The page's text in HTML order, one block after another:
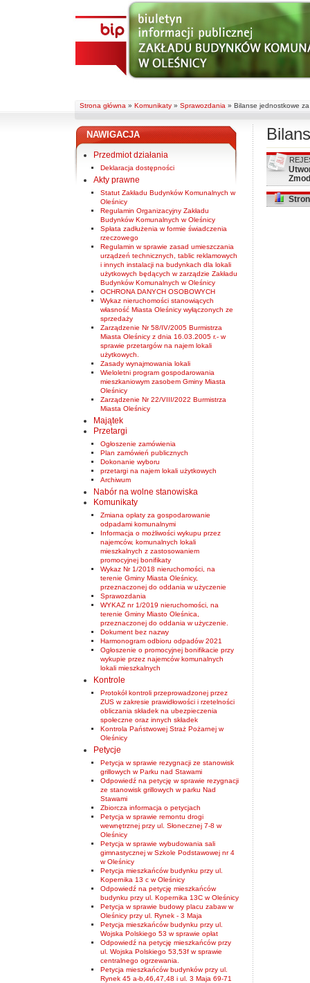
Strona główna » Komunikaty » Sprawozdania » Bilanse jednostkowe
NAWIGACJA
Przedmiot działania
Deklaracja dostępności
Akty prawne
Statut Zakładu Budynków Komunalnych w
Oleśnicy
Regulamin Organizacyjny Zakładu
Budynków Komunalnych w Oleśnicy
Spłata zadłużenia w formie świadczenia
rzeczowego
Regulamin w sprawie zasad umieszczania
urządzeń technicznych, tablic reklamowych
i innych instalacji na budynkach dla lokali
użytkowych będących w zarządzie Zakładu
Budynków Komunalnych w Oleśnicy
OCHRONA DANYCH OSOBOWYCH
Wykaz nieruchomości stanowiących
własność Miasta Oleśnicy wyłączonych ze
sprzedaży
Zarządzenie Nr 58/IV/2005 Burmistrza
Miasta Oleśnicy z dnia 16.03.2005 r.- w
sprawie przetargów na najem lokali
użytkowych.
Zasady wynajmowania lokali
Wieloletni program gospodarowania
mieszkaniowym zasobem Gminy Miasta
Oleśnicy
Zarządzenie Nr 22/VIII/2022 Burmistrza
Miasta Oleśnicy
Majątek
Przetargi
Ogłoszenie zamówienia
Plan zamówień publicznych
Dokonanie wyboru
przetargi na najem lokali użytkowych
Archiwum
Nabór na wolne stanowiska
Komunikaty
Zmiana opłaty za gospodarowanie
odpadami komunalnymi
Informacja o możliwości wykupu przez
najemców, komunalnych lokali
mieszkalnych z zastosowaniem
promocyjnej bonifikaty
Wykaz Nr 1/2018 nieruchomości, na
terenie Gminy Miasta Oleśnicy,
przeznaczonej do oddania w użyczenie
Sprawozdania
WYKAZ nr 1/2019 nieruchomości, na
terenie Gminy Miasto Oleśnica,
przeznaczonej do oddania w użyczenie.
Dokument bez nazwy
Harmonogram odbioru odpadów 2021
Ogłoszenie o promocyjnej bonifikacie przy
wykupie przez najemców komunalnych
lokali mieszkalnych
Kontrole
Protokół kontroli przeprowadzonej przez
ZUS w zakresie prawidłowości i rzetelności
obliczania składek na ubezpieczenia
społeczne oraz innych składek
Kontrola Państwowej Straż Pożarnej w
Oleśnicy
Petycje
Petycja w sprawie rezygnacji ze stanowisk
grillowych w Parku nad Stawami
Odpowiedź na petycję w sprawie rezygnacji
ze stanowisk grillowych w parku Nad
Stawami
Zbiorcza informacja o petycjach
Petycja w sprawie remontu drogi
wewnętrznej przy ul. Słonecznej 7-8 w
Oleśnicy
Petycja w sprawie wybudowania sali
gimnastycznej w Szkole Podstawowej nr 4
w Oleśnicy
Petycja mieszkańców budynku przy ul.
Kopernika 13 c w Oleśnicy
Odpowiedź na petycję mieszkańców
budynku przy ul. Kopernika 13C w Oleśnicy
Petycja w sprawie budowy placu zabaw w
Oleśnicy przy ul. Rynek - 3 Maja
Petycja mieszkańców budynku przy ul.
Wojska Polskiego 53 w sprawie opłat
Odpowiedź na petycję mieszkańców przy
ul. Wojska Polskiego 53,53f w sprawie
centralnego ogrzewania.
Petycja mieszkańców budynków przy ul.
Rynek 45 a-b,46,47,48 i ul. 3 Maja 69-71